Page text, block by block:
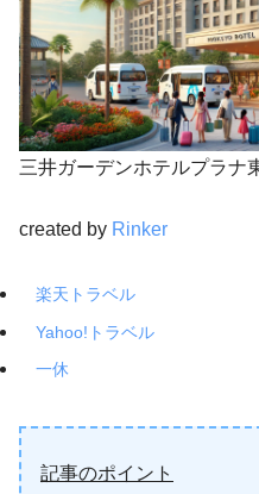
三井ガーデンホテルプラナ
created by Rinker
楽天トラベル
Yahoo!トラベル
一休
記事のポイント